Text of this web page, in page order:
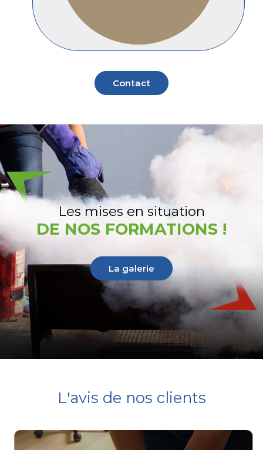
Contact
Les mises en situation
DE NOS FORMATIONS !
La galerie
L'avis de nos clients